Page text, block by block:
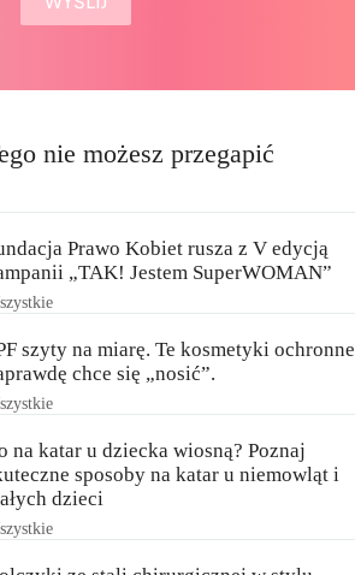
nie możesz przegapić
Prawo Kobiet rusza z V edycją
„TAK! Jestem SuperWOMAN”
szyty na miarę. Te kosmetyki ochronne
chce się „nosić”.
na katar u dziecka wiosną? Poznaj
sposoby na katar u niemowląt i
dzieci